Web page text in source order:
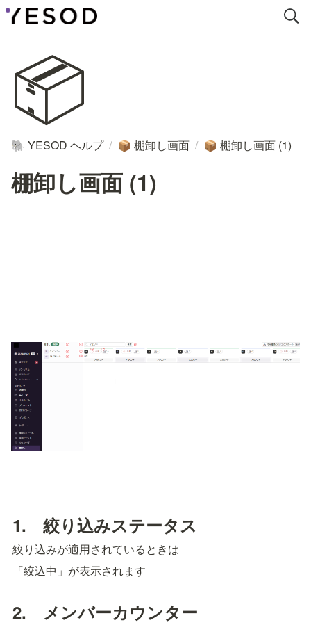
📦
🐘 YESOD ヘルプ / 📦 棚卸し画面 / 📦 棚卸し画面 (1)
棚卸し画面 (1)
1.　絞り込みステータス
絞り込みが適用されているときは
「絞込中」が表示されます
2.　メンバーカウンター